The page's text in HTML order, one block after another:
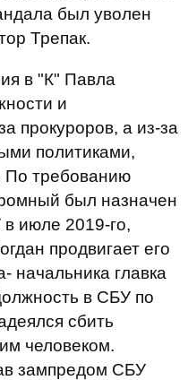
был уволен
Трепак.
в "К" Павла
и
прокуроров, а из-за
политиками,
По требованию
был назначен
июле 2019-го,
продвигает его
начальника главка
в СБУ по
сбить
человеком.
зампредом СБУ